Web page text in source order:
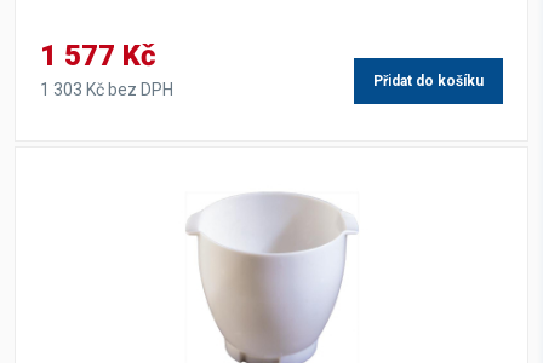
1 577 Kč
1 303 Kč bez DPH Přidat do košíku